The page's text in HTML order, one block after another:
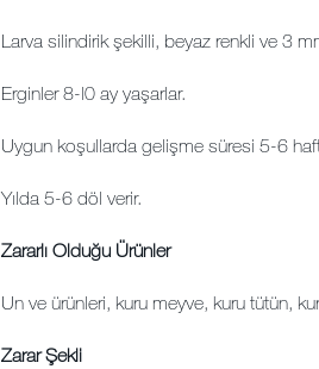
Larva silindirik şekilli, beyaz renkli ve 3
Erginler 8-l0 ay yaşarlar.
Uygun koşullarda gelişme süresi 5-6
Yılda 5-6 döl verir.
Zararlı Olduğu Ürünler
Un ve ürünleri, kuru meyve, kuru tütün,
Zarar Şekli